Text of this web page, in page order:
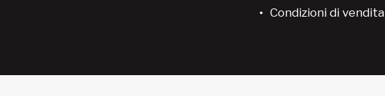
Condizioni di vendita